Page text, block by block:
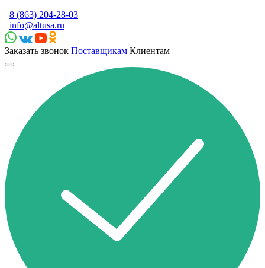
8 (863) 204-28-03
info@altusa.ru
Заказать звонок Поставщикам Клиентам